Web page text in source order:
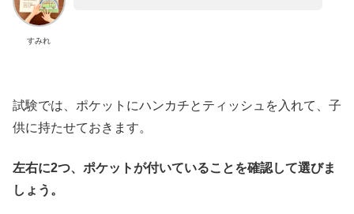
すみれ
試験では、ポケットにハンカチとティッシュを入れて、子
供に持たせておきます。
左右に2つ、ポケットが付いていることを確認して選びま
しょう。